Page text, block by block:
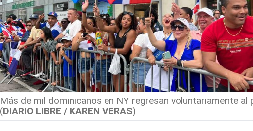
Más de mil dominicanos en NY regresan voluntariamente al
(DIARIO LIBRE / KAREN VERAS)